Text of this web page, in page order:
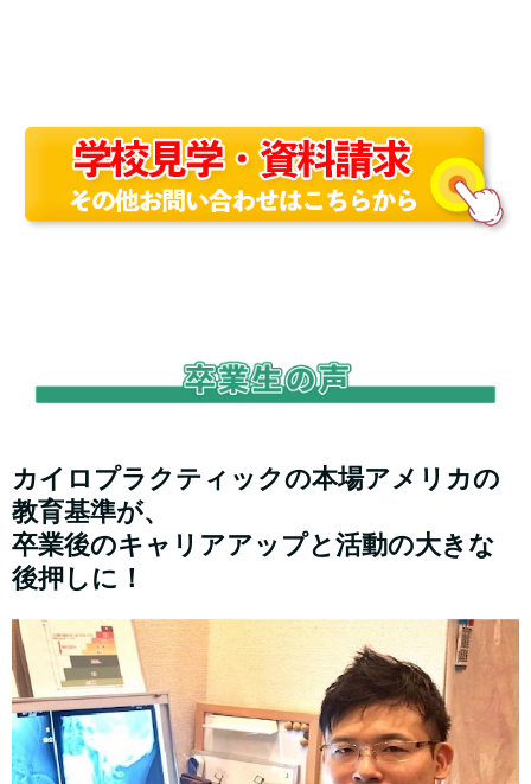
カイロプラクティックの本場アメリカの
教育基準が、
卒業後のキャリアアップと活動の大きな
後押しに！